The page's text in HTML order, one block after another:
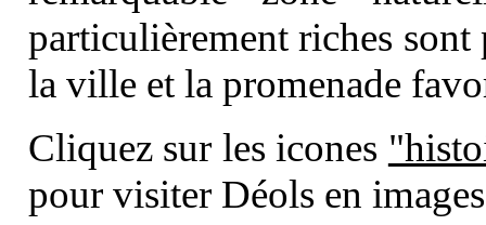
particulièrement riches
la ville et la promenade
Cliquez sur les icones
pour visiter Déols en